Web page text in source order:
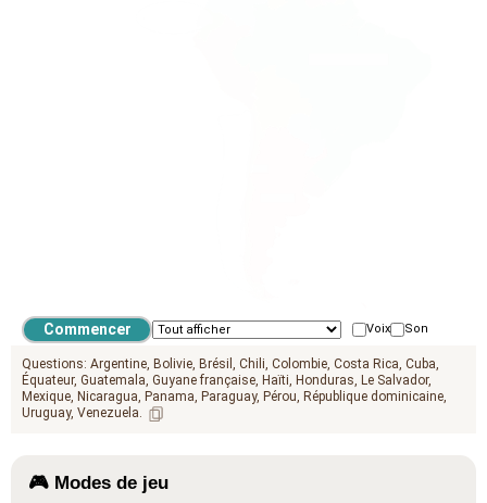
Voix Son
Questions: Argentine Bolivie Brésil Chili Colombie Costa Rica Cuba
Équateur Guatemala Guyane française Haïti Honduras
Le Salvador
Mexique Nicaragua Panama Paraguay Pérou
République dominicaine
Uruguay Venezuela
🎮 Modes de jeu